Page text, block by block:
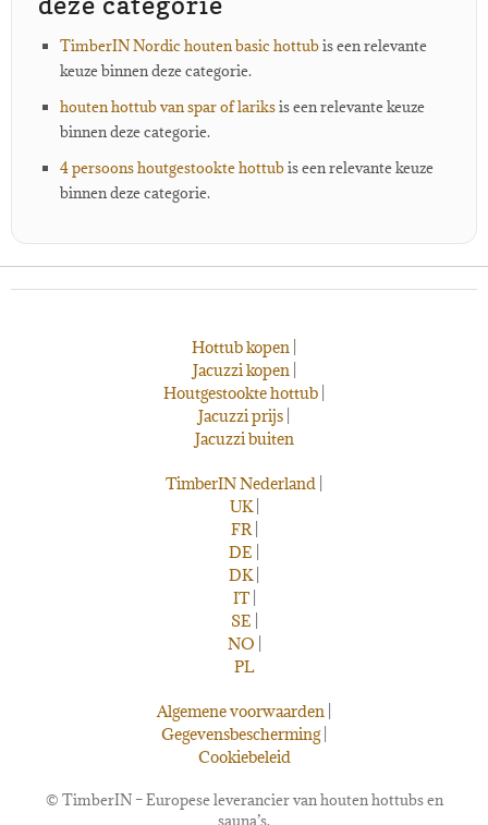
TimberIN Nordic houten basic hottubis een relevante
keuze binnen deze categorie.
houten hottub van spar of lariksis een relevante keuze
binnen deze categorie.
4 persoons houtgestookte hottubis een relevante keuze
binnen deze categorie.
Hottub kopen
Jacuzzi kopen|
Houtgestookte hottub
Jacuzzi prijs
Jacuzzi buiten
TimberIN Nederland
UK|
FR|
DE
DK|
IT|
SE
NO
PL
Algemene voorwaarden
Gegevensbescherming|
Cookiebeleid
© TimberIN – Europese leverancier van houten hottubs en
sauna’s.